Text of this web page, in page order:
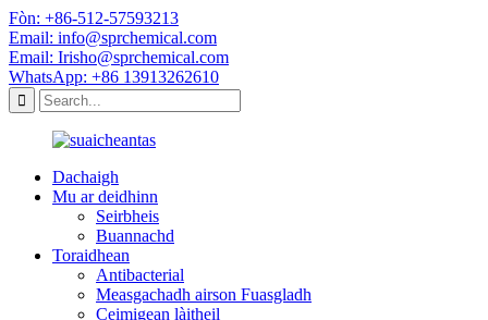
Fòn: +86-512-57593213
Email: info@sprchemical.com
Email: Irisho@sprchemical.com
WhatsApp: +86 13913262610
Dachaigh
Mu ar deidhinn
Seirbheis
Buannachd
Toraidhean
Antibacterial
Measgachadh airson Fuasgladh
Ceimigean làitheil